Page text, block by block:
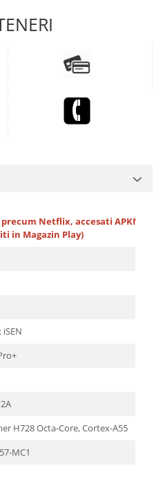
Netflix, accesati APKMirror
in Magazin Play)
iSEN
H728 Octa-Core, Cortex-A55
MC1